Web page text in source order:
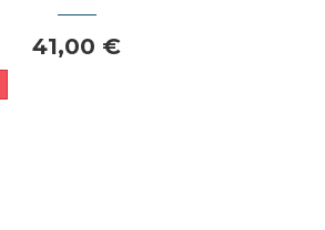
41,00 €